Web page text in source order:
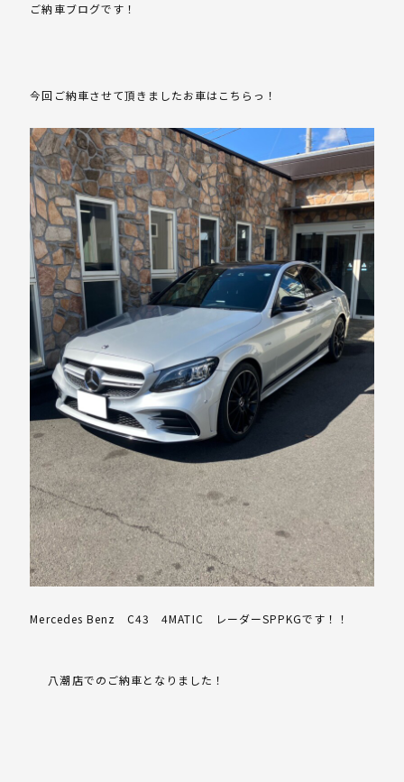
ご納車ブログです！
今回ご納車させて頂きましたお車はこちらっ！
Mercedes Benz C43 4MATIC レーダーSPPKGです！！
八潮店でのご納車となりました！